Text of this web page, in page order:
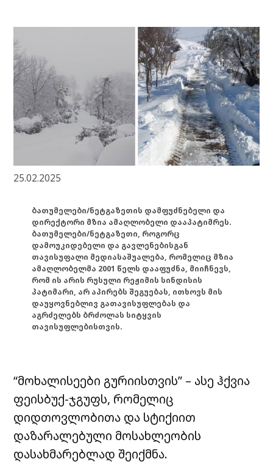
25.02.2025
ბათუმელები/ნეტგაზეთის დამფუძნებელი და
დირექტორი მზია ამაღლობელი დააპატიმრეს.
ბათუმელები/ნეტგაზეთი, როგორც
დამოუკიდებელი და გავლენებისგან
თავისუფალი მედიასაშუალება, რომელიც მზია
ამაღლობელმა 2001 წელს დააფუძნა, მიიჩნევს,
რომ ის არის რუსული რეჟიმის სინდისის
პატიმარი, არ აპირებს შეგუებას, ითხოვს მის
დაუყოვნებლივ გათავისუფლებას და
აგრძელებს ბრძოლას სიტყვის
თავისუფლებისთვის.
“მოხალისეები გურიისთვის” – ასე ჰქვია
ფეისბუქ-ჯგუფს, რომელიც
დიდთოვლობითა და სტიქიით
დაზარალებული მოსახლეობის
დასახმარებლად შეიქმნა.